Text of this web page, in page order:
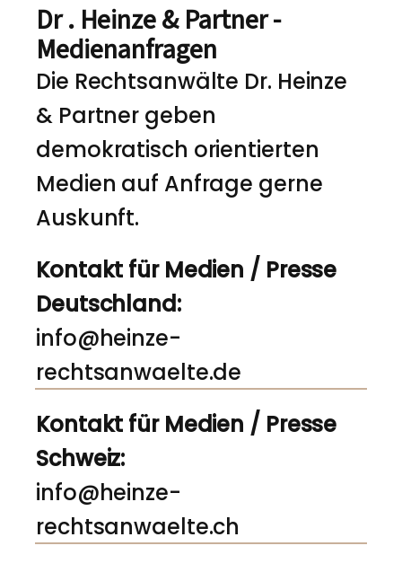
Dr . Heinze & Partner -
Medienanfragen
Die Rechtsanwälte Dr. Heinze
& Partner geben
demokratisch orientierten
Medien auf Anfrage gerne
Auskunft.
Kontakt für Medien / Presse
Deutschland:
info@heinze-
rechtsanwaelte.de
Kontakt für Medien / Presse
Schweiz:
info@heinze-
rechtsanwaelte.ch